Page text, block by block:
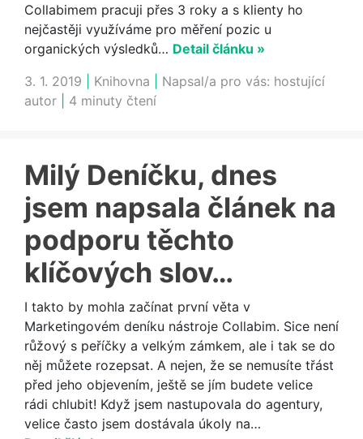
Collabimem pracuji přes 3 roky a s klienty ho
nejčastěji využíváme pro měření pozic u
organických výsledků… Detail článku »
3. 1. 2019
Knihovna Napsal/a pro vás: hostující
autor
4 minuty čtení
Milý Deníčku, dnes
jsem napsala článek na
podporu těchto
klíčových slov…
I takto by mohla začínat první věta v
Marketingovém deníku nástroje Collabim. Sice není
růžový s peříčky a velkým zámkem, ale i tak se do
něj můžete rozepsat. A nejen, že se nemusíte třást
před jeho objevením, ještě se jím budete velice
rádi chlubit! Když jsem nastupovala do agentury,
velice často jsem dostávala úkoly na…